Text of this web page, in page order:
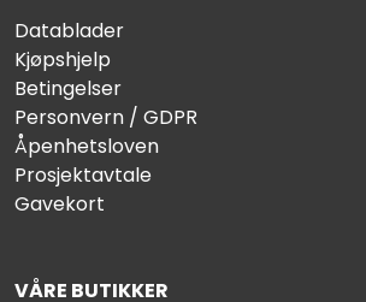
Datablader
Kjøpshjelp
Betingelser
Personvern / GDPR
Åpenhetsloven
Prosjektavtale
Gavekort
VÅRE BUTIKKER